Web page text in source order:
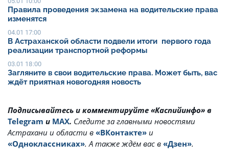
Правила проведения экзамена на водительские права
изменятся
04.01 17:00
В Астраханской области подвели итоги первого года
реализации транспортной реформы
03.01 18:00
Загляните в свои водительские права. Может быть, вас
ждёт приятная новогодняя новость
Подписывайтесь и комментируйте «Каспийинфо» в
Telegram и MAX. Cледите за главными новостями
Астрахани и области в «ВКонтакте» и
«Одноклассниках». А также ждём вас в «Дзен».